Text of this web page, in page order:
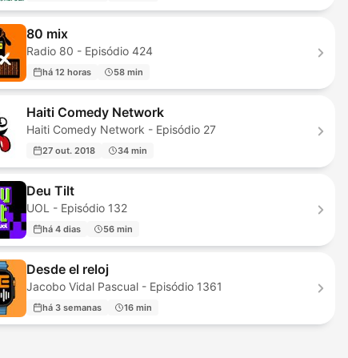
80 mix
Radio 80 - Episódio 424
há 12 horas 58 min
Haiti Comedy Network
Haiti Comedy Network - Episódio 27
27 out. 2018 34 min
Deu Tilt
UOL - Episódio 132
há 4 dias 56 min
Desde el reloj
Jacobo Vidal Pascual - Episódio 1361
há 3 semanas 16 min